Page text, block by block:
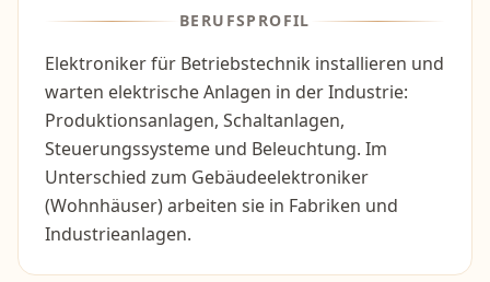
BERUFSPROFIL
Elektroniker für Betriebstechnik installieren und
warten elektrische Anlagen in der Industrie:
Produktionsanlagen, Schaltanlagen,
Steuerungssysteme und Beleuchtung. Im
Unterschied zum Gebäudeelektroniker
(Wohnhäuser) arbeiten sie in Fabriken und
Industrieanlagen.